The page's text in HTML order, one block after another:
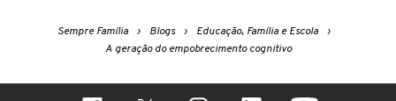
Sempre Família Blogs
Educação, Família e Escola
A geração do empobrecimento cognitivo